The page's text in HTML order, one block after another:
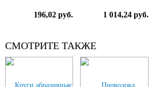
196,02 руб. 1 014,24 руб.
СМОТРИТЕ ТАКЖЕ